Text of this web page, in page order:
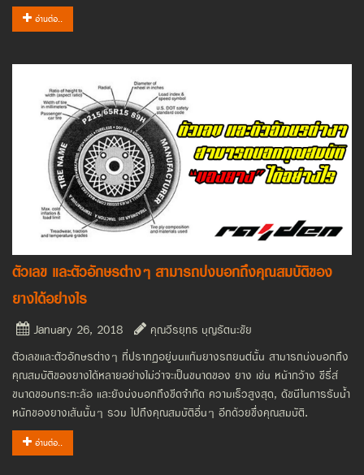
อ่านต่อ..
ตัวเลข และตัวอักษรต่างๆ สามารถบ่งบอกถึงคุณสมบัติของ
ยางได้อย่างไร
January 26, 2018
คุณวีรยุทธ บุญรัตนะชัย
ตัวเลขและตัวอักษรต่างๆ ที่ปรากฏอยู่บนแก้มยางรถยนต์นั้น สามารถบ่งบอกถึง
คุณสมบัติของยางได้หลายอย่างไม่ว่าจะเป็นขนาดของ ยาง เช่น หน้ากว้าง ซีรี่ส์
ขนาดขอบกระทะล้อ และยังบ่งบอกถึงขีดจำกัด ความเร็วสูงสุด, ดัชนีในการรับน้ำ
หนักของยางเส้นนั้นๆ รวม ไปถึงคุณสมบัติอื่นๆ อีกด้วยซึ่งคุณสมบัติ.
อ่านต่อ..